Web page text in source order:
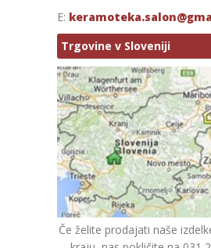
E:
Trgovine v Sloveniji
Če želite prodajati naše